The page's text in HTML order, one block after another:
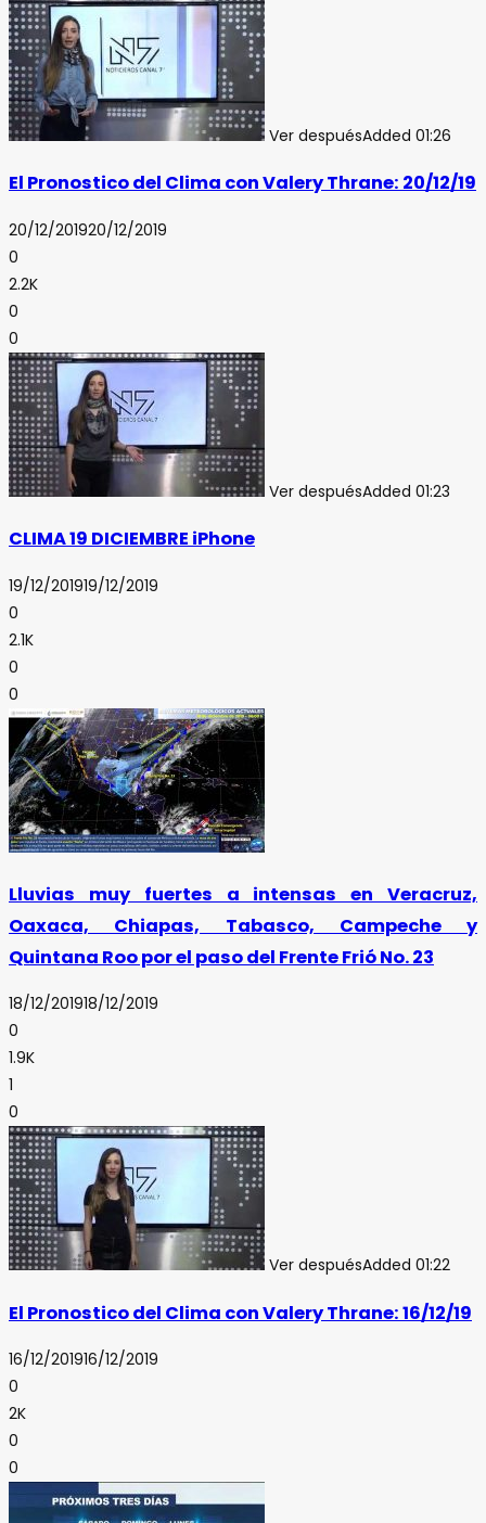
Ver despuésAdded 01:26
El Pronostico del Clima con Valery Thrane: 20/12/19
20/12/201920/12/2019
0
2.2K
0
0
Ver despuésAdded 01:23
CLIMA 19 DICIEMBRE iPhone
19/12/201919/12/2019
0
2.1K
0
0
Lluvias muy fuertes a intensas en Veracruz,
Oaxaca, Chiapas, Tabasco, Campeche y
Quintana Roo por el paso del Frente Frió No. 23
18/12/201918/12/2019
0
1.9K
1
0
Ver despuésAdded 01:22
El Pronostico del Clima con Valery Thrane: 16/12/19
16/12/201916/12/2019
0
2K
0
0